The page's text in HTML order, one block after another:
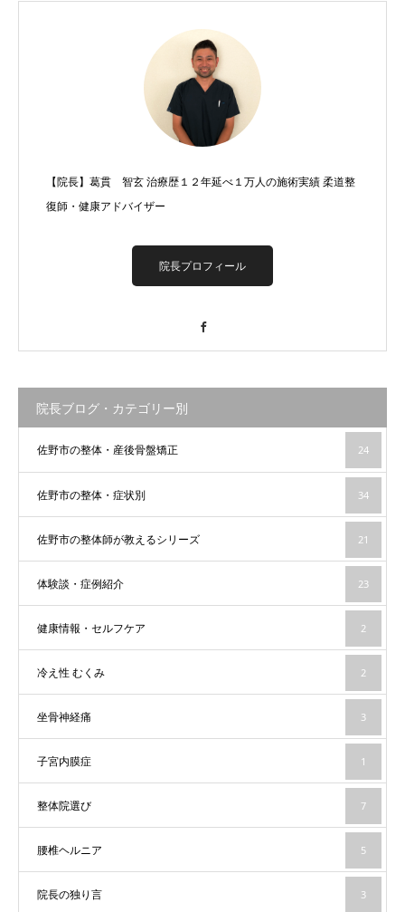
【院長】葛貫 智玄 治療歴１２年延べ１万人の施術実績 柔道整
復師・健康アドバイザー
院長プロフィール
院長ブログ・カテゴリー別
佐野市の整体・産後骨盤矯正 24
佐野市の整体・症状別 34
佐野市の整体師が教えるシリーズ 21
体験談・症例紹介 23
健康情報・セルフケア 2
冷え性 むくみ 2
坐骨神経痛 3
子宮内膜症 1
整体院選び 7
腰椎ヘルニア 5
院長の独り言 3